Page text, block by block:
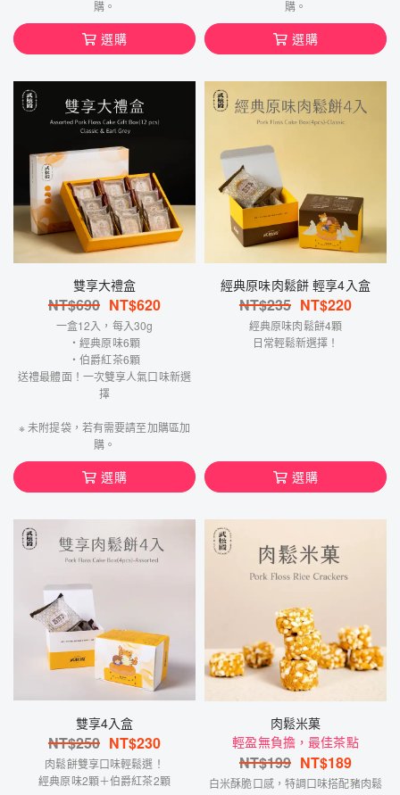
購。
選購
購。
選購
雙享大禮盒
NT$690 NT$620
一盒12入，每入30g
・經典原味6顆
・伯爵紅茶6顆
送禮最體面！一次雙享人氣口味新選
擇
※ 未附提袋，若有需要請至加購區加
購。
選購
經典原味肉鬆餅 輕享4入盒
NT$235 NT$220
經典原味肉鬆餅4顆
日常輕鬆新選擇！
選購
雙享4入盒
NT$250 NT$230
肉鬆餅雙享口味輕鬆選！
經典原味2顆＋伯爵紅茶2顆
肉鬆米菓
輕盈無負擔，最佳茶點
NT$199 NT$189
白米酥脆口感，特調口味搭配豬肉鬆